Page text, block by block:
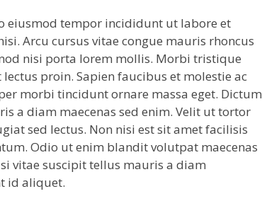
eiusmod tempor incididunt ut labore et
Arcu cursus vitae congue mauris rhoncus
nisi porta lorem mollis. Morbi tristique
proin. Sapien faucibus et molestie ac
morbi tincidunt ornare massa eget. Dictum
a diam maecenas sed enim. Velit ut tortor
sed lectus. Non nisi est sit amet facilisis
Odio ut enim blandit volutpat maecenas
vitae suscipit tellus mauris a diam
id aliquet.